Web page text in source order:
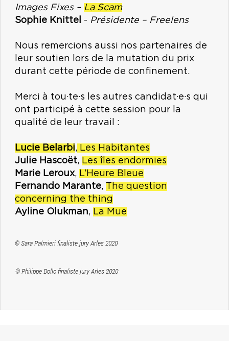
Images Fixes – La Scam
Sophie Knittel
- Présidente – Freelens
Nous remercions aussi nos partenaires de
leur soutien lors de la mutation du prix
durant cette période de confinement.
Merci à tou·te·s les autres candidat·e·s qui
ont participé à cette session pour la
qualité de leur travail :
Lucie Belarbi, Les Habitantes
Julie Hascoët, Les îles endormies
Marie Leroux, L’Heure Bleue
Fernando Marante, The question
concerning the thing
Ayline Olukman, La Mue
© Sara Palmieri finaliste jury Arles 2020
© Philippe Dollo finaliste jury Arles 2020